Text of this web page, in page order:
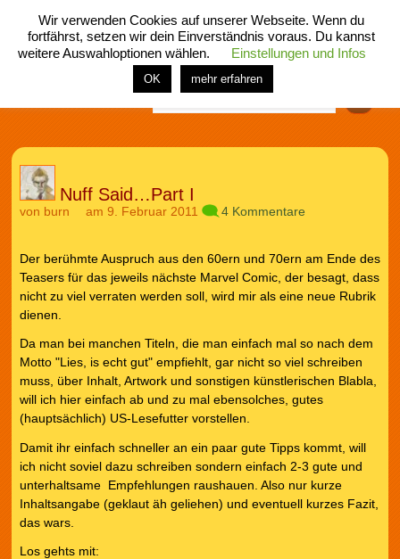
menü
home rubrik buch comic spiel fotos shop
Nuff Said…Part I
von burn am 9. Februar 2011 4 Kommentare
Der berühmte Auspruch aus den 60ern und 70ern am Ende des
Teasers für das jeweils nächste Marvel Comic, der besagt, dass
nicht zu viel verraten werden soll, wird mir als eine neue Rubrik
dienen.
Da man bei manchen Titeln, die man einfach mal so nach dem
Motto "Lies, is echt gut" empfiehlt, gar nicht so viel schreiben
muss, über Inhalt, Artwork und sonstigen künstlerischen Blabla,
will ich hier einfach ab und zu mal ebensolches, gutes
(hauptsächlich) US-Lesefutter vorstellen.
Damit ihr einfach schneller an ein paar gute Tipps kommt, will
ich nicht soviel dazu schreiben sondern einfach 2-3 gute und
unterhaltsame Empfehlungen raushauen. Also nur kurze
Inhaltsangabe (geklaut äh geliehen) und eventuell kurzes Fazit,
das wars.
Los gehts mit:
Wir verwenden Cookies auf unserer Webseite. Wenn du
fortfährst, setzen wir dein Einverständnis voraus. Du kannst
weitere Auswahloptionen wählen.
Einstellungen und Infos
OK mehr erfahren